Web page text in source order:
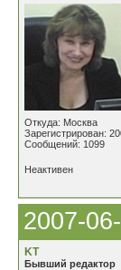
Откуда: Москва
Зарегистрирован:
Сообщений: 1099
Неактивен
2007-
KT
Бывший редактор